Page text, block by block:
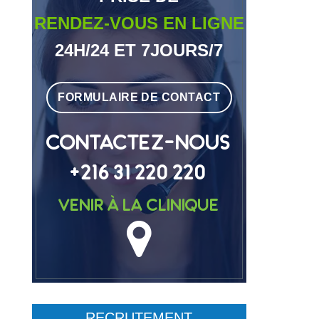
RENDEZ-VOUS EN LIGNE
24H/24 ET 7JOURS/7
FORMULAIRE DE CONTACT
CONTACTEZ-NOUS
+216 31 220 220
Venir à la clinique